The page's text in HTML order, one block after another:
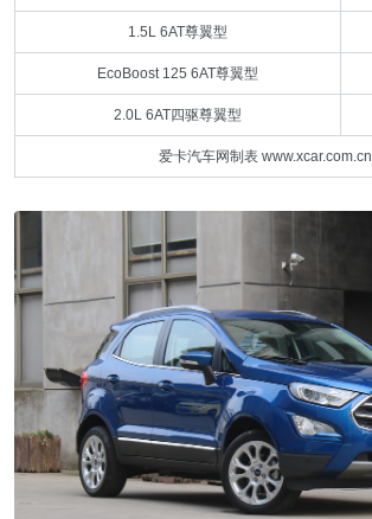
1.5L 6AT尊翼型
EcoBoost 125 6AT尊翼型
2.0L 6AT四驱尊翼型
爱卡汽车网制表 www.xcar.com.cn